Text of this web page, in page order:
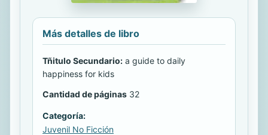
Más detalles de libro
Tñitulo Secundario: a guide to daily
happiness for kids
Cantidad de páginas 32
Categoría:
Juvenil No Ficción